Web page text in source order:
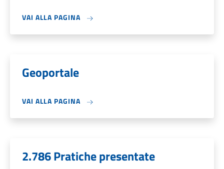
VAI ALLA PAGINA
Geoportale
VAI ALLA PAGINA
2.786 Pratiche presentate